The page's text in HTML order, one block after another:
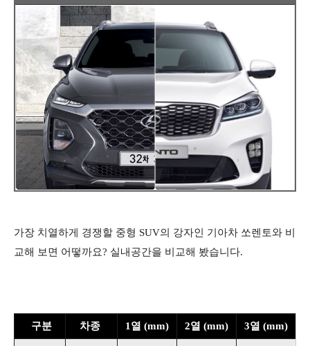
가장 치열하게 경쟁할 중형 SUV의 강자인 기아차 쏘렌토와 비
교해 보면 어떻까요? 실내공간을 비교해 봤습니다.
구분 차종 1열 (mm) 2열 (mm) 3열 (mm)